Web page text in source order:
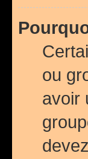
ou
avoir